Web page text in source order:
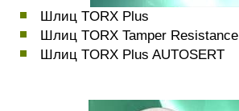
Шлиц TORX Plus
Шлиц TORX Tamper Resistance
Шлиц TORX Plus AUTOSERT